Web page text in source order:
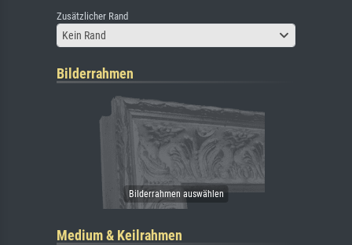
Zusätzlicher Rand
Kein Rand
Bilderrahmen
Medium & Keilrahmen